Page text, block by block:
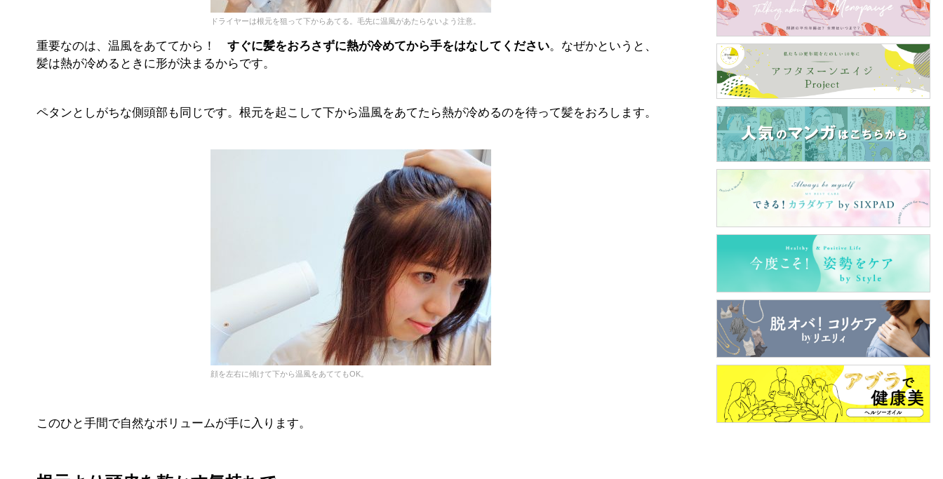
ドライヤーは根元を狙って下からあてる。毛先に温風があたらないよう注意。
重要なのは、温風をあててから！すぐに髪をおろさずに熱が冷めてから手をはなしてください。なぜかというと、
髪は熱が冷めるときに形が決まるからです。
ペタンとしがちな側頭部も同じです。根元を起こして下から温風をあてたら熱が冷めるのを待って髪をおろします。
顔を左右に傾けて下から温風をあててもOK。
このひと手間で自然なボリュームが手に入ります。